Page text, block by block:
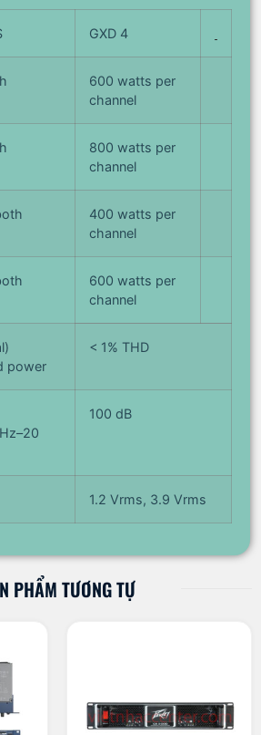
GXD 4
600 watts per
channel
800 watts per
channel
400 watts per
channel
600 watts per
channel
power
< 1% THD
100 dB
1.2 Vrms, 3.9 Vrms
PHẨM TƯƠNG TỰ